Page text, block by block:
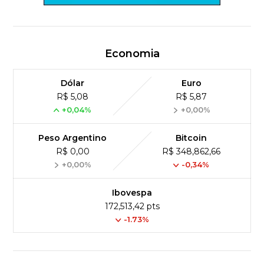
Economia
Dólar
R$ 5,08
+0,04%
Euro
R$ 5,87
+0,00%
Peso Argentino
R$ 0,00
+0,00%
Bitcoin
R$ 348,862,66
-0,34%
Ibovespa
172,513,42 pts
-1.73%